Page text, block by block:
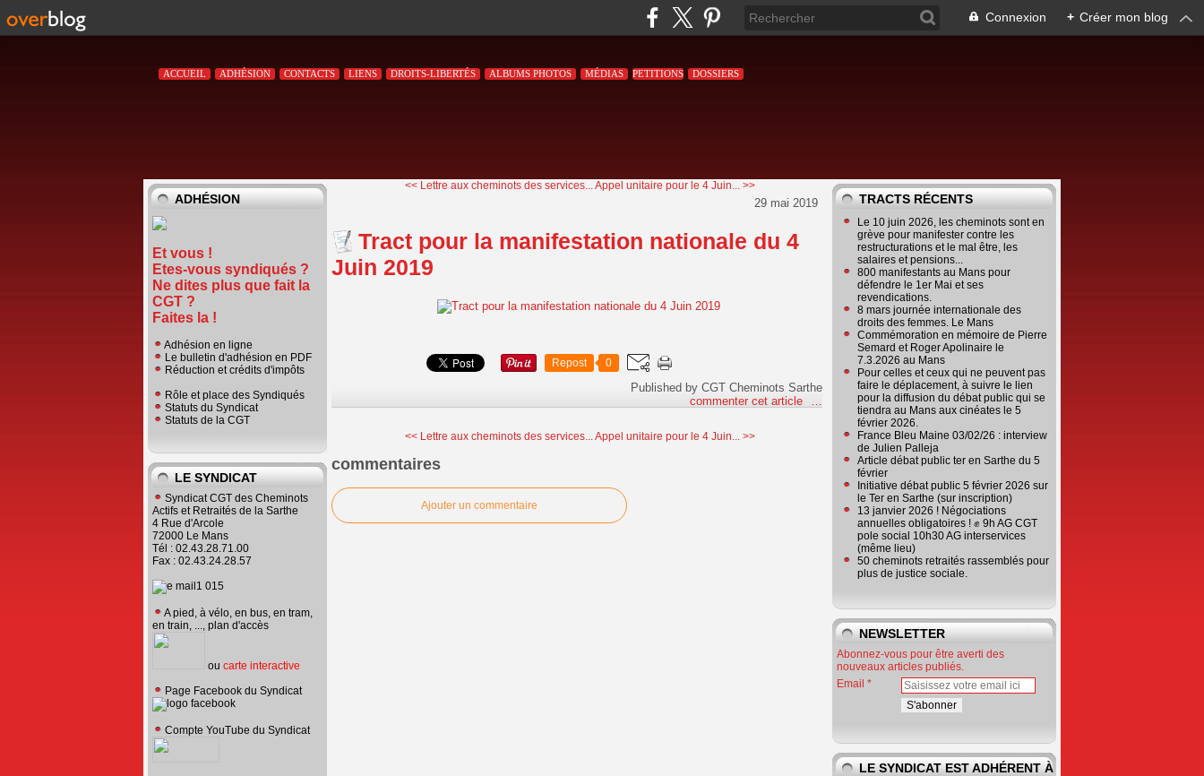
Connexion + Créer mon blog
ACCUEIL ADHÉSION CONTACTS LIENS DROITS-LIBERTÉS ALBUMS PHOTOS MÉDIAS PETITIONS DOSSIERS
ADHÉSION
Et vous !
Etes-vous syndiqués ?
Ne dites plus que fait la
CGT ?
Faites la !
Adhésion en ligne
Le bulletin d'adhésion en PDF
Réduction et crédits d'impôts
Rôle et place des Syndiqués
Statuts du Syndicat
Statuts de la CGT
LE SYNDICAT
Syndicat CGT des Cheminots
Actifs et Retraités de la Sarthe
4 Rue d'Arcole
72000 Le Mans
Tél : 02.43.28.71.00
Fax : 02.43.24.28.57
A pied, à vélo, en bus, en tram,
en train, ..., plan d'accès
ou carte interactive
Page Facebook du Syndicat
Compte YouTube du Syndicat
<< Lettre aux cheminots des services...Appel unitaire pour le 4 Juin... >>
29 mai 2019
Tract pour la manifestation nationale du 4
Juin 2019
Repost 0
Published by CGT Cheminots Sarthe
commenter cet article
<< Lettre aux cheminots des services... Appel unitaire pour le 4 Juin... >>
commentaires
Ajouter un commentaire
TRACTS RÉCENTS
Le 10 juin 2026, les cheminots sont en
grève pour manifester contre les
restructurations et le mal être, les
salaires et pensions...
800 manifestants au Mans pour
défendre le 1er Mai et ses
revendications.
8 mars journée internationale des
droits des femmes. Le Mans
Commémoration en mémoire de Pierre
Semard et Roger Apolinaire le
7.3.2026 au Mans
Pour celles et ceux qui ne peuvent pas
faire le déplacement, à suivre le lien
pour la diffusion du débat public qui se
tiendra au Mans aux cinéates le 5
février 2026.
France Bleu Maine 03/02/26 : interview
de Julien Palleja
Article débat public ter en Sarthe du 5
février
Initiative débat public 5 février 2026 sur
le Ter en Sarthe (sur inscription)
13 janvier 2026 ! Négociations
annuelles obligatoires ! ✊ 9h AG CGT
pole social 10h30 AG interservices
(même lieu)
50 cheminots retraités rassemblés pour
plus de justice sociale.
NEWSLETTER
Abonnez-vous pour être averti des
nouveaux articles publiés.
Email
LE SYNDICAT EST ADHÉRENT À